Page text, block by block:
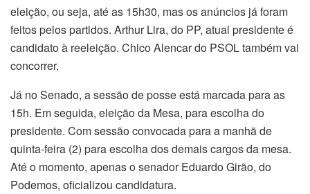
eleição, ou seja, até as 15h30, mas os anúncios já foram
feitos pelos partidos. Arthur Lira, do PP, atual presidente é
candidato à reeleição. Chico Alencar do PSOL também vai
concorrer.
Já no Senado, a sessão de posse está marcada para as
15h. Em seguida, eleição da Mesa, para escolha do
presidente. Com sessão convocada para a manhã de
quinta-feira (2) para escolha dos demais cargos da mesa.
Até o momento, apenas o senador Eduardo Girão, do
Podemos, oficializou candidatura.